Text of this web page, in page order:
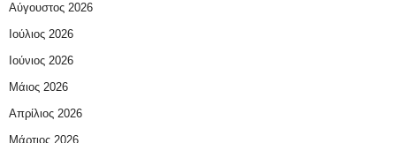
Αύγουστος 2026
Ιούλιος 2026
Ιούνιος 2026
Μάιος 2026
Απρίλιος 2026
Μάρτιος 2026